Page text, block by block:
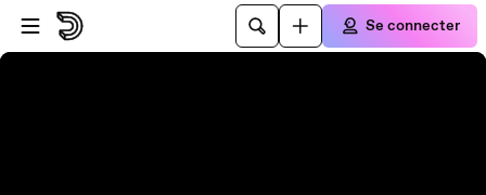
Passer au player
Passer au contenu principal
Se connecter